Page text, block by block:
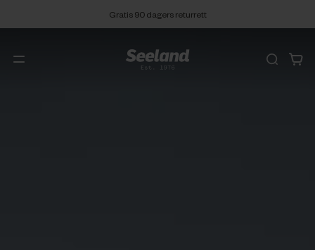
Gratis 90 dagers returrett